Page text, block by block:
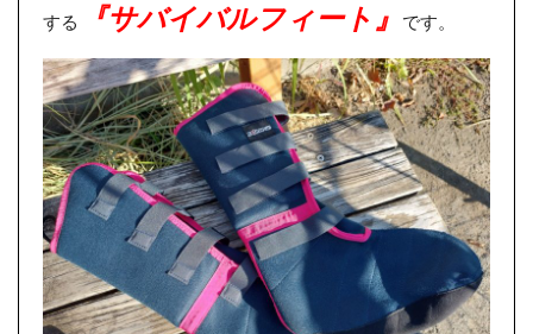
する
『サバイバルフィート』 です。